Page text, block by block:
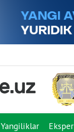
Yangiliklar